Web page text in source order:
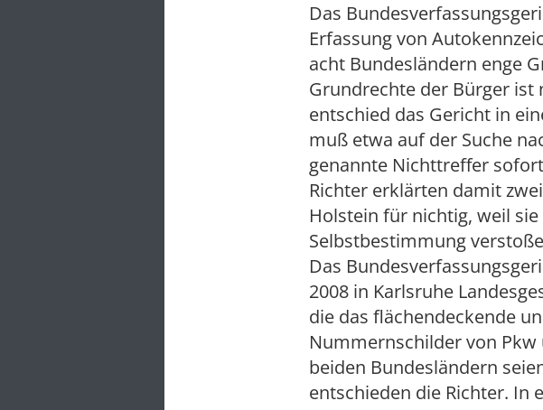
Das
Erfassung von
acht Bundesländern enge
Grundrechte der Bürger ist
entschied das Gericht in
muß etwa auf der Suche
genannte Nichttreffer
Richter erklärten damit
Holstein für nichtig, weil
Selbstbestimmung
Das
2008 in Karlsruhe
die das flächendeckende
Nummernschilder von Pkw
beiden Bundesländern
entschieden die Richter. In